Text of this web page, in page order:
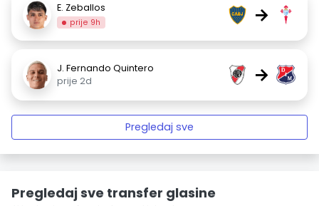
E. Zeballos
prije 9h →
J. Fernando Quintero
prije 2d
→
Pregledaj sve
Pregledaj sve transfer glasine